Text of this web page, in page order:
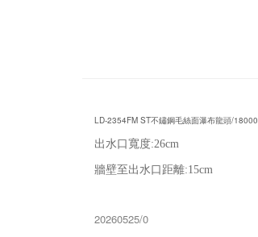
LD-2354FM ST不鏽鋼毛絲面瀑布龍頭/18000
出水口寬度:26cm
牆壁至出水口距離:15cm
20260525/0